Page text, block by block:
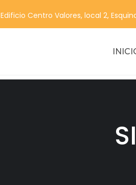
Edificio Centro Valores, local 2,